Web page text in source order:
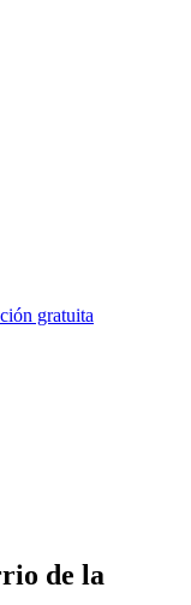
gratuita
de la